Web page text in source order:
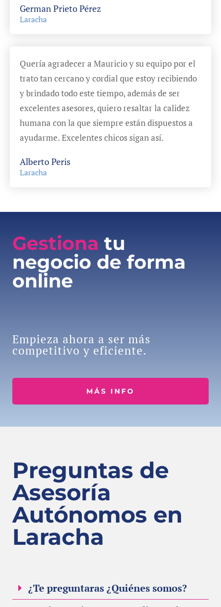
German Prieto Pérez
Laracha
Quería agradecer a Mauricio y su equipo por el
trato tan cercano y cordial que estoy recibiendo
y brindado todo este tiempo, además de ser
excelentes asesores, quiero resaltar la calidez
humana con la que siempre están dispuestos a
ayudarme. Excelentes chicos sigan así.
Alberto Peris
Laracha
Gestiona tu
negocio de forma
online
Empieza ahora a ser más
competitivo y eficiente.
MÁS INFO
Preguntas de
Asesoría
Autónomos en
Laracha
¿Te preguntaras ¿Quiénes somos?